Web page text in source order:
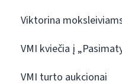
Viktorina
VMI kviečia į
VMI turto aukcionai